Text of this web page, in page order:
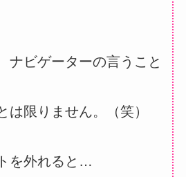
ナビゲーターの言うこと
限りません。（笑）
を外れると…